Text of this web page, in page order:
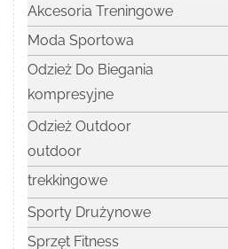
Akcesoria Treningowe
Moda Sportowa
Odzież Do Biegania
kompresyjne
Odzież Outdoor
outdoor
trekkingowe
Sporty Drużynowe
Sprzęt Fitness